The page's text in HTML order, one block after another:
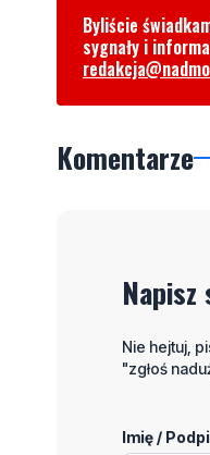
Byliście
sygnały i
Komentarze
Nie hejtuj,
"zgłoś
Imię /